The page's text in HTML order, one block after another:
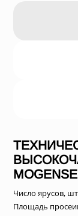
Число ярусов,
Площадь